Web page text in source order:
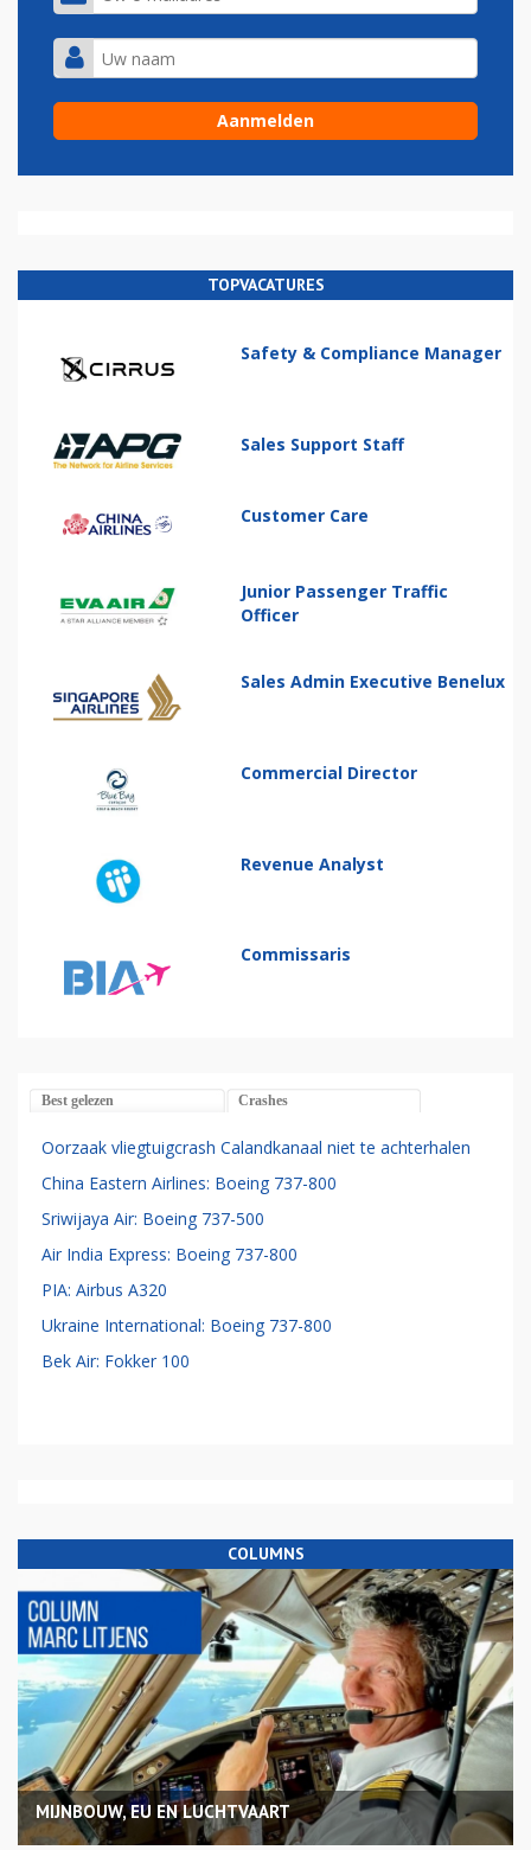
TOPVACATURES
Safety & Compliance Manager
Sales Support Staff
Customer Care
Junior Passenger Traffic
Officer
Sales Admin Executive Benelux
Commercial Director
Revenue Analyst
Commissaris
Best gelezen Crashes
Oorzaak vliegtuigcrash Calandkanaal niet te achterhalen
China Eastern Airlines: Boeing 737-800
Sriwijaya Air: Boeing 737-500
Air India Express: Boeing 737-800
PIA: Airbus A320
Ukraine International: Boeing 737-800
Bek Air: Fokker 100
COLUMNS
MIJNBOUW, EU EN LUCHTVAART